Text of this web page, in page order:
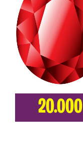
20.000